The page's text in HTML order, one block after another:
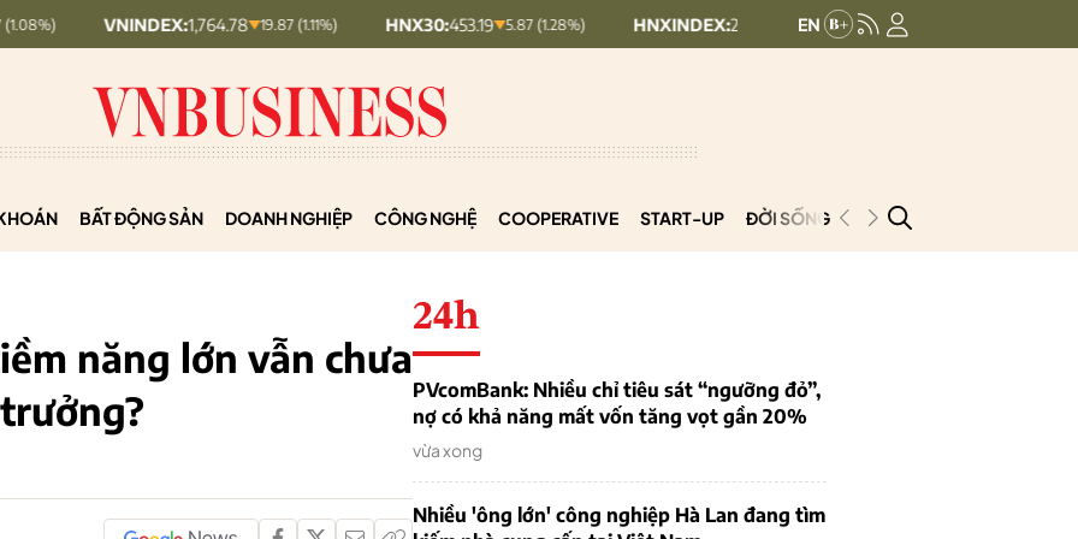
VNINDEX: 1,764.78 19.87 (1.11%) HNX30: 453.19 5.87 (1.28%) HNXINDEX:292.64 UPCOMINDEX:
BẤT ĐỘNG SẢN DOANH NGHIỆP CÔNG NGHỆ COOPERATIVE START-UP ĐỜI SỐNG PODCAST
năng lớn vẫn chưa
24h
PVcomBank: Nhiều chỉ tiêu sát “ngưỡng đỏ”,
nợ có khả năng mất vốn tăng vọt gần 20%
vừa xong
Nhiều 'ông lớn' công nghiệp Hà Lan đang tìm